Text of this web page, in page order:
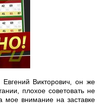
Викторович, он же
плохое советовать не
мое внимание на заставке